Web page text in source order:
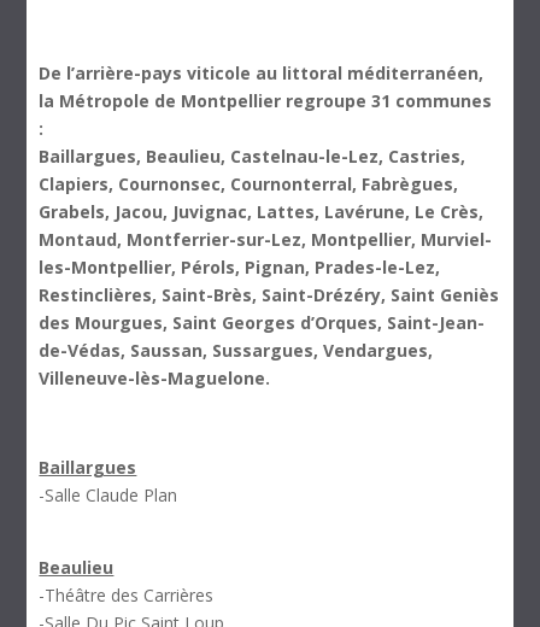
De l’arrière-pays viticole au littoral méditerranéen,
la Métropole de Montpellier regroupe 31 communes
:
Baillargues, Beaulieu, Castelnau-le-Lez, Castries,
Clapiers, Cournonsec, Cournonterral, Fabrègues,
Grabels, Jacou, Juvignac, Lattes, Lavérune, Le Crès,
Montaud, Montferrier-sur-Lez, Montpellier, Murviel-
les-Montpellier, Pérols, Pignan, Prades-le-Lez,
Restinclières, Saint-Brès, Saint-Drézéry, Saint Geniès
des Mourgues, Saint Georges d’Orques, Saint-Jean-
de-Védas, Saussan, Sussargues, Vendargues,
Villeneuve-lès-Maguelone.
Baillargues
-Salle Claude Plan
Beaulieu
-Théâtre des Carrières